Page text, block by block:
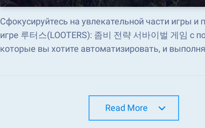
Сфокусируйтесь на увлекательной части игры
игре 루터스(LOOTERS): 좀비 전략 서바이벌 게임
которые вы хотите автоматизировать, и
Read More